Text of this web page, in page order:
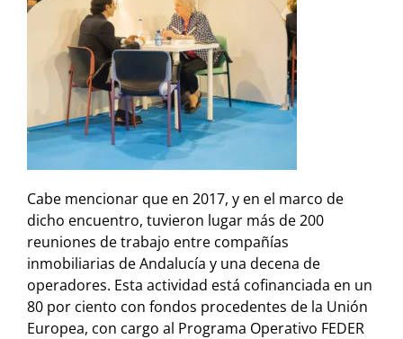
Cabe mencionar que en 2017, y en el marco de
dicho encuentro, tuvieron lugar más de 200
reuniones de trabajo entre compañías
inmobiliarias de Andalucía y una decena de
operadores. Esta actividad está cofinanciada en un
80 por ciento con fondos procedentes de la Unión
Europea, con cargo al Programa Operativo FEDER